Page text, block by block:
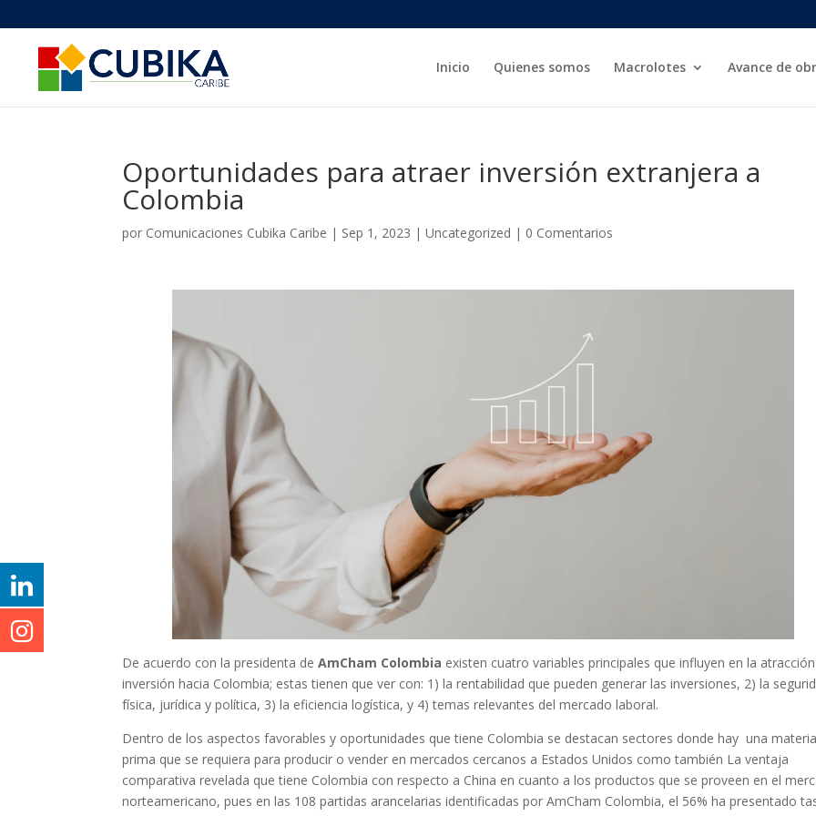
Inicio Quienes somos Macrolotes Avance de
Oportunidades para atraer inversión extranjera a
Colombia
por Comunicaciones Cubika Caribe | Sep 1, 2023 |Uncategorized | 0 Comentarios
De acuerdo con la presidenta deAmCham Colombia existen cuatro variables principales que influyen en la
inversión hacia Colombia; estas tienen que ver con: 1) la rentabilidad que pueden generar las inversiones, 2) la
física, jurídica y política, 3) la eficiencia logística, y 4) temas relevantes del mercado laboral.
Dentro de los aspectos favorables y oportunidades que tiene Colombia se destacan sectores donde hay una materia
prima que se requiera para producir o vender en mercados cercanos a Estados Unidos como también La ventaja
comparativa revelada que tiene Colombia con respecto a China en cuanto a los productos que se proveen en el
norteamericano, pues en las 108 partidas arancelarias identificadas por AmCham Colombia, el 56% ha presentado